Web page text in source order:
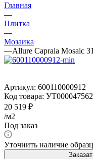
Главная
—
Плитка
—
Мозаика
—Allure Capraia Mosaic
Артикул: 600110000912
Код товара: УТ000047562
20 519 ₽
/м2
Под заказ
Уточнить наличие